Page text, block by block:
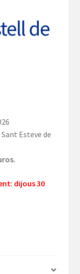
de
Sant Esteve de
dijous 30